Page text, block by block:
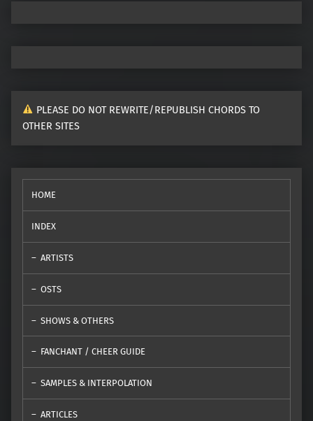
PLEASE DO NOT REWRITE/REPUBLISH CHORDS TO
OTHER SITES
HOME
INDEX
ARTISTS
OSTS
SHOWS & OTHERS
FANCHANT / CHEER GUIDE
SAMPLES & INTERPOLATION
ARTICLES